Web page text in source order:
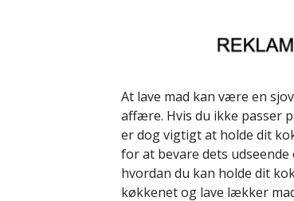
At lave mad kan være en
affære. Hvis du ikke passer
er dog vigtigt at holde dit
for at bevare dets
hvordan du kan holde dit
køkkenet og lave lækker